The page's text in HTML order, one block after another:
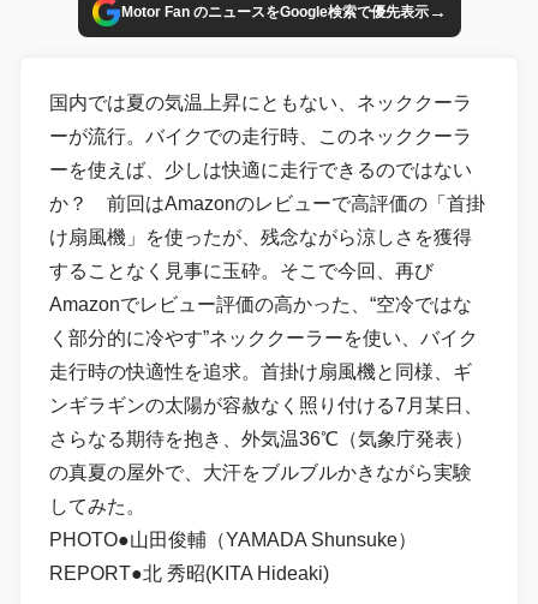
Motor Fan のニュースをGoogle検索で優先表示→
国内では夏の気温上昇にともない、ネッククーラ
ーが流行。バイクでの走行時、このネッククーラ
ーを使えば、少しは快適に走行できるのではない
か？ 前回はAmazonのレビューで高評価の「首掛
け扇風機」を使ったが、残念ながら涼しさを獲得
することなく見事に玉砕。そこで今回、再び
Amazonでレビュー評価の高かった、“空冷ではな
く部分的に冷やす”ネッククーラーを使い、バイク
走行時の快適性を追求。首掛け扇風機と同様、ギ
ンギラギンの太陽が容赦なく照り付ける7月某日、
さらなる期待を抱き、外気温36℃（気象庁発表）
の真夏の屋外で、大汗をブルブルかきながら実験
してみた。
PHOTO●山田俊輔（YAMADA Shunsuke）
REPORT●北 秀昭(KITA Hideaki)